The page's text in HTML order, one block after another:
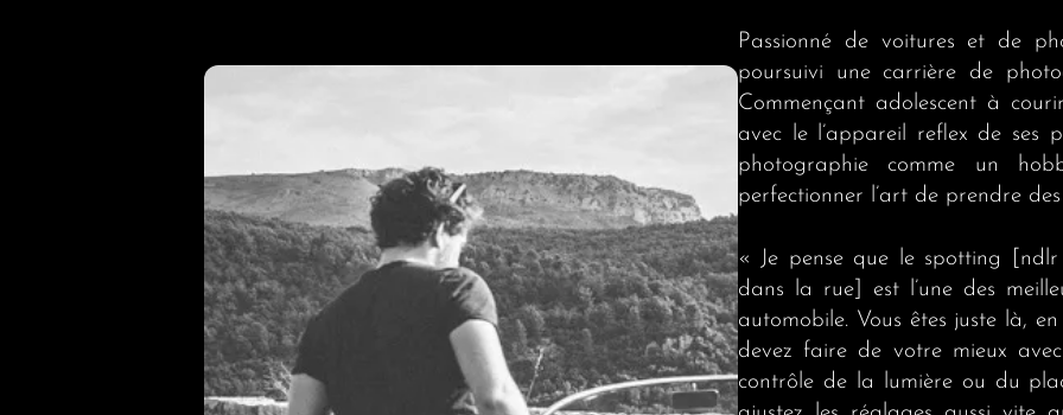
Passionné de voitures et de
poursuivi une carrière de
Commençant adolescent à
avec le l’appareil reflex de ses
photographie comme un
perfectionner l’art de prendre
« Je pense que le spotting
dans la rue] est l’une des
automobile. Vous êtes juste là,
devez faire de votre mieux
contrôle de la lumière ou du